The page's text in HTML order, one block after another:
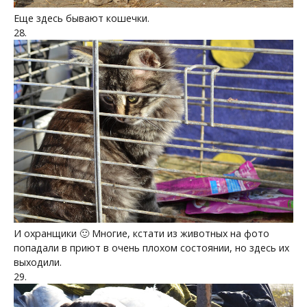
Еще здесь бывают кошечки.
28.
И охранщики 🙂 Многие, кстати из животных на фото
попадали в приют в очень плохом состоянии, но здесь их
выходили.
29.